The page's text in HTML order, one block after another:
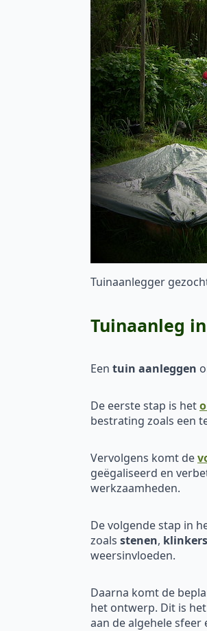
Tuinaanlegger
Tuinaanleg
Een tuin aanleggen
De eerste stap is het
bestrating zoals een
Vervolgens komt de
geëgaliseerd en
werkzaamheden.
De volgende stap in
zoals stenen, klinkers
weersinvloeden.
Daarna komt de
het ontwerp. Dit is
aan de algehele